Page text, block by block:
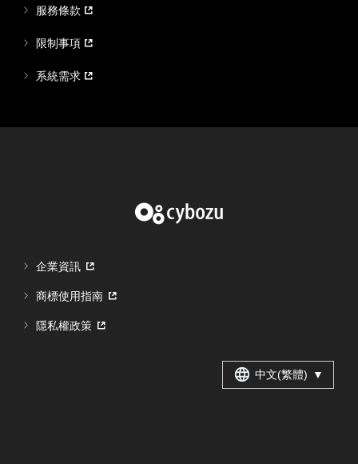
服務條款
限制事項
系統需求
企業資訊
商標使用指南
隱私權政策
中文(繁體) ▼